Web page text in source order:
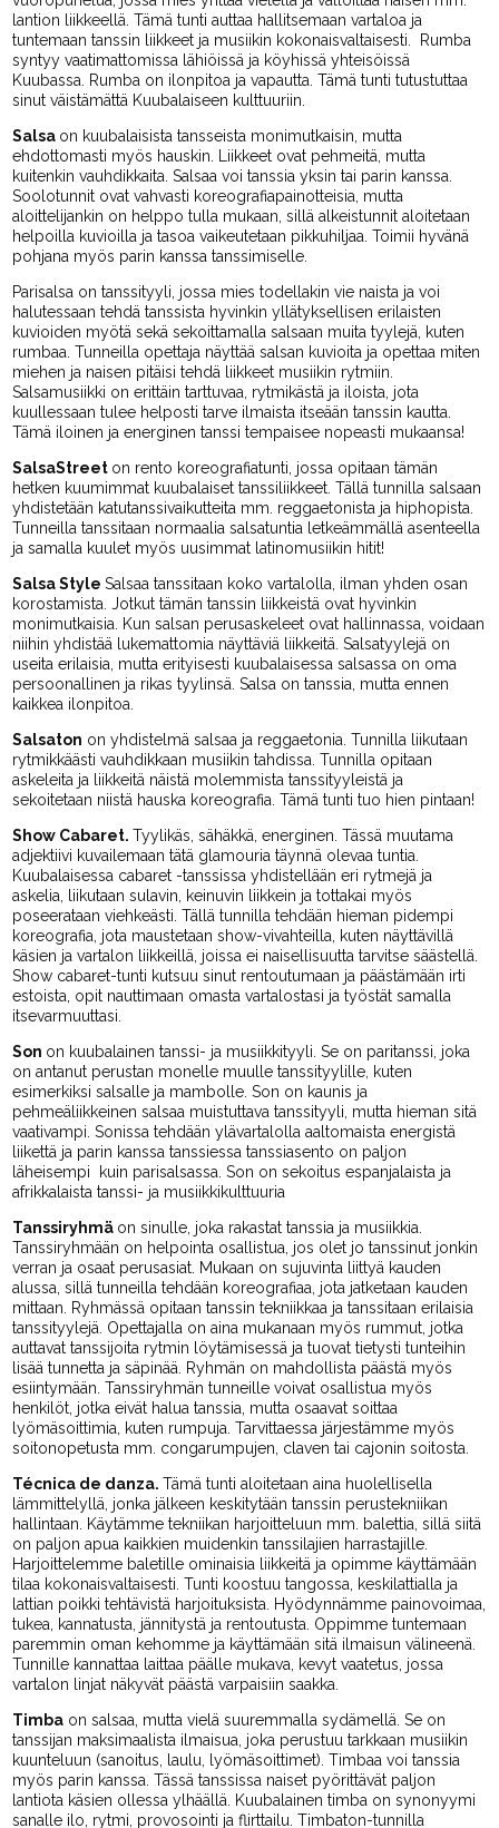
lantion liikkeellä. Tämä tunti auttaa hallitsemaan vartaloa ja
tuntemaan tanssin liikkeet ja musiikin kokonaisvaltaisesti. Rumba
syntyy vaatimattomissa lähiöissä ja köyhissä yhteisöissä
Kuubassa. Rumba on ilonpitoa ja vapautta. Tämä tunti tutustuttaa
sinut väistämättä Kuubalaiseen kulttuuriin.
Salsa on kuubalaisista tansseista monimutkaisin, mutta
ehdottomasti myös hauskin. Liikkeet ovat pehmeitä, mutta
kuitenkin vauhdikkaita. Salsaa voi tanssia yksin tai parin kanssa.
Soolotunnit ovat vahvasti koreografiapainotteisia, mutta
aloittelijankin on helppo tulla mukaan, sillä alkeistunnit aloitetaan
helpoilla kuvioilla ja tasoa vaikeutetaan pikkuhiljaa. Toimii hyvänä
pohjana myös parin kanssa tanssimiselle.
Parisalsa on tanssityyli, jossa mies todellakin vie naista ja voi
halutessaan tehdä tanssista hyvinkin yllätyksellisen erilaisten
kuvioiden myötä sekä sekoittamalla salsaan muita tyylejä, kuten
rumbaa. Tunneilla opettaja näyttää salsan kuvioita ja opettaa miten
miehen ja naisen pitäisi tehdä liikkeet musiikin rytmiin.
Salsamusiikki on erittäin tarttuvaa, rytmikästä ja iloista, jota
kuullessaan tulee helposti tarve ilmaista itseään tanssin kautta.
Tämä iloinen ja energinen tanssi tempaisee nopeasti mukaansa!
SalsaStreet on rento koreografiatunti, jossa opitaan tämän
hetken kuumimmat kuubalaiset tanssiliikkeet. Tällä tunnilla salsaan
yhdistetään katutanssivaikutteita mm. reggaetonista ja hiphopista.
Tunneilla tanssitaan normaalia salsatuntia letkeämmällä asenteella
ja samalla kuulet myös uusimmat latinomusiikin hitit!
Salsa StyleSalsaa tanssitaan koko vartalolla, ilman yhden osan
korostamista. Jotkut tämän tanssin liikkeistä ovat hyvinkin
monimutkaisia. Kun salsan perusaskeleet ovat hallinnassa, voidaan
niihin yhdistää lukemattomia näyttäviä liikkeitä. Salsatyylejä on
useita erilaisia, mutta erityisesti kuubalaisessa salsassa on oma
persoonallinen ja rikas tyylinsä. Salsa on tanssia, mutta ennen
kaikkea ilonpitoa.
Salsaton on yhdistelmä salsaa ja reggaetonia. Tunnilla liikutaan
rytmikkäästi vauhdikkaan musiikin tahdissa. Tunnilla opitaan
askeleita ja liikkeitä näistä molemmista tanssityyleistä ja
sekoitetaan niistä hauska koreografia. Tämä tunti tuo hien pintaan!
Show Cabaret.Tyylikäs, sähäkkä, energinen. Tässä muutama
adjektiivi kuvailemaan tätä glamouria täynnä olevaa tuntia.
Kuubalaisessa cabaret -tanssissa yhdistellään eri rytmejä ja
askelia, liikutaan sulavin, keinuvin liikkein ja tottakai myös
poseerataan viehkeästi. Tällä tunnilla tehdään hieman pidempi
koreografia, jota maustetaan show-vivahteilla, kuten näyttävillä
käsien ja vartalon liikkeillä, joissa ei naisellisuutta tarvitse säästellä.
Show cabaret-tunti kutsuu sinut rentoutumaan ja päästämään irti
estoista, opit nauttimaan omasta vartalostasi ja työstät samalla
itsevarmuuttasi.
Son on kuubalainen tanssi- ja musiikkityyli. Se on paritanssi, joka
on antanut perustan monelle muulle tanssityylille, kuten
esimerkiksi salsalle ja mambolle. Son on kaunis ja
pehmeäliikkeinen salsaa muistuttava tanssityyli, mutta hieman sitä
vaativampi. Sonissa tehdään ylävartalolla aaltomaista energistä
liikettä ja parin kanssa tanssiessa tanssiasento on paljon
läheisempi kuin parisalsassa. Son on sekoitus espanjalaista ja
afrikkalaista tanssi- ja musiikkikulttuuria
Tanssiryhmä on sinulle, joka rakastat tanssia ja musiikkia.
Tanssiryhmään on helpointa osallistua, jos olet jo tanssinut jonkin
verran ja osaat perusasiat. Mukaan on sujuvinta liittyä kauden
alussa, sillä tunneilla tehdään koreografiaa, jota jatketaan kauden
mittaan. Ryhmässä opitaan tanssin tekniikkaa ja tanssitaan erilaisia
tanssityylejä. Opettajalla on aina mukanaan myös rummut, jotka
auttavat tanssijoita rytmin löytämisessä ja tuovat tietysti tunteihin
lisää tunnetta ja säpinää. Ryhmän on mahdollista päästä myös
esiintymään. Tanssiryhmän tunneille voivat osallistua myös
henkilöt, jotka eivät halua tanssia, mutta osaavat soittaa
lyömäsoittimia, kuten rumpuja. Tarvittaessa järjestämme myös
soitonopetusta mm. congarumpujen, claven tai cajonin soitosta.
Técnica de danza.Tämä tunti aloitetaan aina huolellisella
lämmittelyllä, jonka jälkeen keskitytään tanssin perustekniikan
hallintaan. Käytämme tekniikan harjoitteluun mm. balettia, sillä siitä
on paljon apua kaikkien muidenkin tanssilajien harrastajille.
Harjoittelemme baletille ominaisia liikkeitä ja opimme käyttämään
tilaa kokonaisvaltaisesti. Tunti koostuu tangossa, keskilattialla ja
lattian poikki tehtävistä harjoituksista. Hyödynnämme painovoimaa,
tukea, kannatusta, jännitystä ja rentoutusta. Oppimme tuntemaan
paremmin oman kehomme ja käyttämään sitä ilmaisun välineenä.
Tunnille kannattaa laittaa päälle mukava, kevyt vaatetus, jossa
vartalon linjat näkyvät päästä varpaisiin saakka.
Timba on salsaa, mutta vielä suuremmalla sydämellä. Se on
tanssijan maksimaalista ilmaisua, joka perustuu tarkkaan musiikin
kuunteluun (sanoitus, laulu, lyömäsoittimet). Timbaa voi tanssia
myös parin kanssa. Tässä tanssissa naiset pyörittävät paljon
lantiota käsien ollessa ylhäällä. Kuubalainen timba on synonyymi
sanalle ilo, rytmi, provosointi ja flirttailu. Timbaton-tunnilla